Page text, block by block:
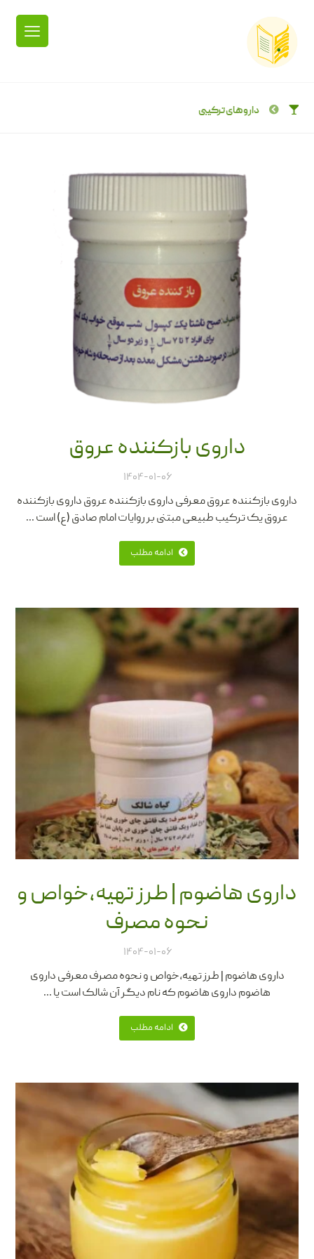
داروهای ترکیبی
داروی بازکننده عروق
۱۴۰۴-۰۱-۰۶
داروی بازکننده عروق معرفی داروی بازکننده عروق داروی بازکننده
عروق یک ترکیب طبیعی مبتنی بر روایات امام صادق (ع) است ...
ادامه مطلب
داروی هاضوم | طرز تهیه،خواص و
نحوه مصرف
۱۴۰۴-۰۱-۰۶
داروی هاضوم | طرز تهیه،خواص و نحوه مصرف معرفی داروی
هاضوم داروی هاضوم که نام دیگر آن شالک است یا ...
ادامه مطلب